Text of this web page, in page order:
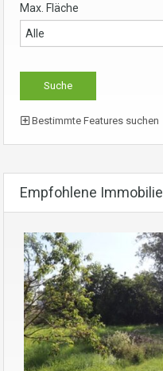
Max. Fläche
Bestimmte Features suchen
Empfohlene Immobilie